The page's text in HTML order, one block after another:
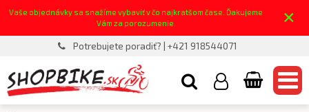
Vaše objednávky sa snažíme vybaviť v čo najkratšom čase. Ďakujeme
Vám za porozumenie.
×
Potrebujete poradiť? | +421 918544071